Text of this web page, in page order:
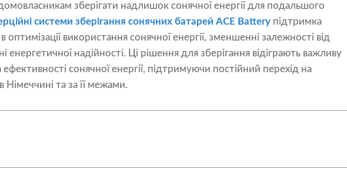
зберігати надлишок сонячної енергії для подальшого
системи зберігання сонячних батарей ACE Battery підтримка
оптимізації використання сонячної енергії, зменшенні залежності від
енергетичної надійності. Ці рішення для зберігання відіграють важливу
ефективності сонячної енергії, підтримуючи постійний перехід на
Німеччині та за її межами.